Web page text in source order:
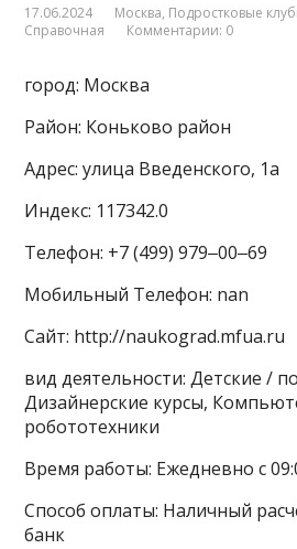
17.06.2024 Москва, Подростковые
Справочная
Комментарии: 0
город: Москва
Район: Коньково район
Адрес: улица Введенского, 1а
Индекс: 117342.0
Телефон: +7 (499) 979‒00‒69
Мобильный Телефон: nan
Сайт: http://naukograd.mfua.ru
вид деятельности: Детские /
Дизайнерские курсы,
робототехники
Время работы: Ежедневно с
Способ оплаты: Наличный
банк